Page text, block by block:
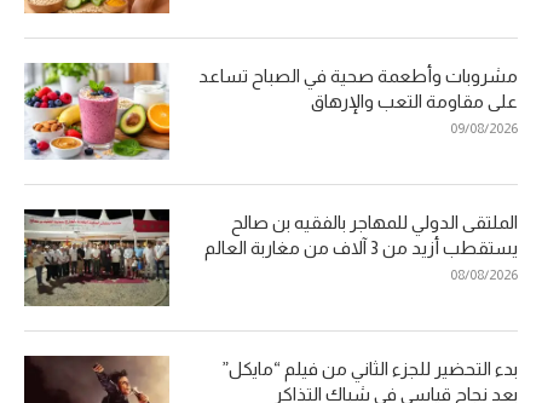
مشروبات وأطعمة صحية في الصباح تساعد
على مقاومة التعب والإرهاق
09/08/2026
الملتقى الدولي للمهاجر بالفقيه بن صالح
يستقطب أزيد من 3 آلاف من مغاربة العالم
08/08/2026
بدء التحضير للجزء الثاني من فيلم “مايكل”
بعد نجاح قياسي في شباك التذاكر